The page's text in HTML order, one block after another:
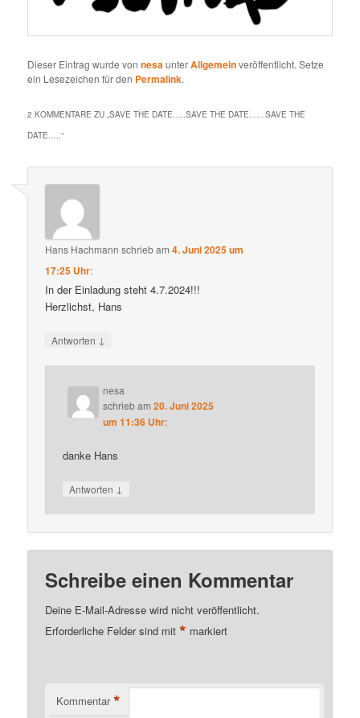
Dieser Eintrag wurde vonnesaunterAllgemeinveröffentlicht. Setze
ein Lesezeichen für den Permalink.
2 KOMMENTARE ZU „SAVE THE DATE…..SAVE THE DATE……SAVE THE
DATE…..“
Hans Hachmann schriebam4. Juni 2025 um
17:25 Uhr:
In der Einladung steht 4.7.2024!!!
Herzlichst, Hans
Antworten ↓
nesa
schriebam20. Juni 2025
um 11:36 Uhr:
danke Hans
Antworten ↓
Schreibe einen Kommentar
Deine E-Mail-Adresse wird nicht veröffentlicht.
Erforderliche Felder sind mit* markiert
Kommentar *